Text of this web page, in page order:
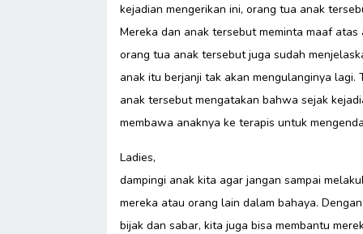
kejadian mengerikan ini, orang tua anak
Mereka dan anak tersebut meminta maaf atas
orang tua anak tersebut juga sudah
anak itu berjanji tak akan mengulanginya lagi.
anak tersebut mengatakan bahwa sejak
membawa anaknya ke terapis untuk
Ladies,
dampingi anak kita agar jangan sampai
mereka atau orang lain dalam bahaya.
bijak dan sabar, kita juga bisa membantu